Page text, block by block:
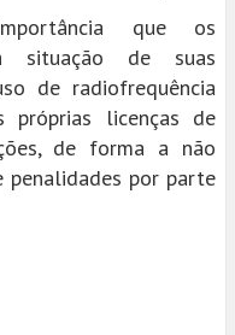
que os
situação de suas
de radiofrequência
próprias licenças de
de forma a não
penalidades por parte